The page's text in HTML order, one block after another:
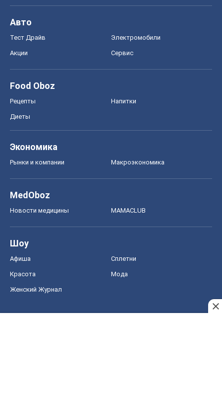
Авто
Тест Драйв Электромобили
Акции Сервис
Food Oboz
Рецепты Напитки
Диеты
Экономика
Рынки и компании Mакроэкономика
MedOboz
Новости медицины MAMACLUB
Шоу
Афиша Сплетни
Красота Мода
Женский Журнал